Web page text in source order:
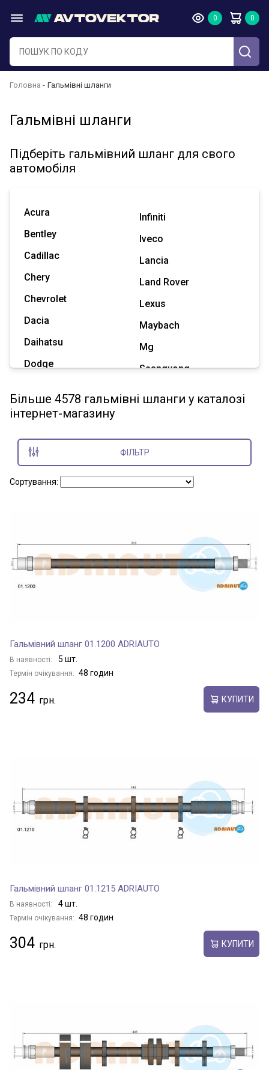
Головна Гальмівні шланги
Гальмівні шланги
Підберіть гальмівний шланг для свого
автомобіля
Acura
Bentley
Cadillac
Chery
Chevrolet
Dacia
Daihatsu
Dodge
Great Wall
Hummer
Infiniti
Iveco
Lancia
Land Rover
Lexus
Maybach
Mg
Ssangyong
Показати всі марки
Більше 4578 гальмівні шланги у каталозі
інтернет-магазину
ФІЛЬТР
Сортування:
Гальмівний шланг 01.1200 ADRIAUTO
В наявності: 5 шт.
Термін очікування: 48 годин
234 КУПИТИ
Гальмівний шланг 01.1215 ADRIAUTO
В наявності: 4 шт.
Термін очікування: 48 годин
304 КУПИТИ